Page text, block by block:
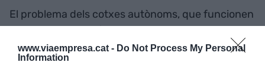
www.viaempresa.cat - Do Not Process My Personal
Information
El problema dels cotxes autònoms, que funcionen
sense conductor, és que has d’indicar on vols
anar. I hi ha gent que no ho sap.